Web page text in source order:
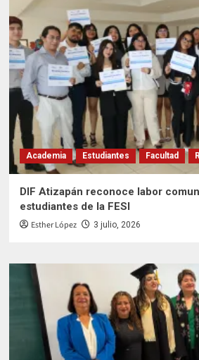
Academia Estudiantes Facultad
DIF Atizapán reconoce labor
estudiantes de la FESI
Esther López 3 julio, 2026